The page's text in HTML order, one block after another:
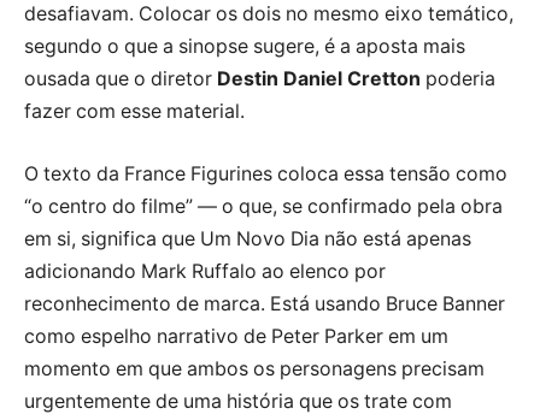
desafiavam. Colocar os dois no mesmo eixo temático,
segundo o que a sinopse sugere, é a aposta mais
ousada que o diretor Destin Daniel Cretton poderia
fazer com esse material.
O texto da France Figurines coloca essa tensão como
“o centro do filme” — o que, se confirmado pela obra
em si, significa que Um Novo Dia não está apenas
adicionando Mark Ruffalo ao elenco por
reconhecimento de marca. Está usando Bruce Banner
como espelho narrativo de Peter Parker em um
momento em que ambos os personagens precisam
urgentemente de uma história que os trate com